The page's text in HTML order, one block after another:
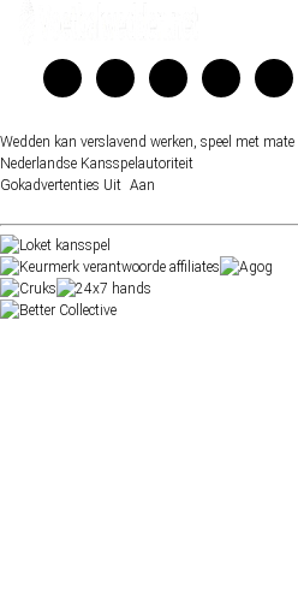
Wedden kan verslavend werken, speel met mate |
Nederlandse Kansspelautoriteit
Gokadvertenties Uit Aan